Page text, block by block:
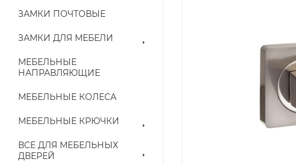
ЗАМКИ ПОЧТОВЫЕ
ЗАМКИ ДЛЯ МЕБЕЛИ
МЕБЕЛЬНЫЕ
НАПРАВЛЯЮЩИЕ
МЕБЕЛЬНЫЕ КОЛЕСА
МЕБЕЛЬНЫЕ КРЮЧКИ
ВСЕ ДЛЯ МЕБЕЛЬНЫХ
ДВЕРЕЙ